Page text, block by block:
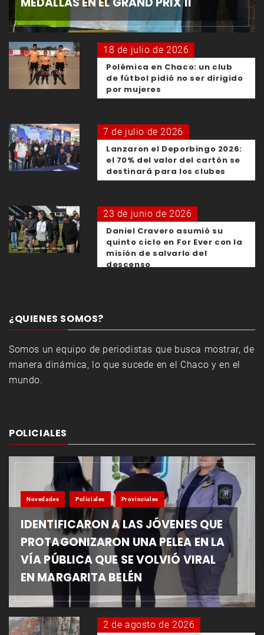
18 de julio de 2026
Polémica en Chaco: un club
de fútbol pidió no ser dirigido
por mujeres
7 de julio de 2026
Lanzaron el Deporbingo 2026:
el 70% del valor del cartón se
destinará para los clubes
23 de junio de 2026
Daniel Cravero asumió su
quinto ciclo en For Ever con la
misión de salvarlo del
descenso
¿QUIENES SOMOS?
Somos un equipo de periodistas que busca mostrar, de
manera dinámica, lo que sucede en el Chaco y en el
mundo.
POLICIALES
Novedades Policiales Provinciales
IDENTIFICARON A LAS JÓVENES QUE
PROTAGONIZARON UNA PELEA EN LA
VÍA PÚBLICA QUE SE VOLVIÓ VIRAL
EN MARGARITA BELÉN
2 de agosto de 2026